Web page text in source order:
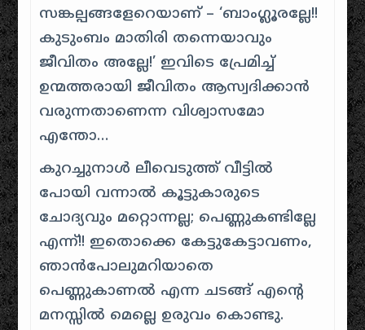
സങ്കല്പങ്ങളേറെയാണ് – ‘ബാംഗ്ലൂരല്ലേ!!
കുടുംബം മാതിരി തന്നെയാവും
ജീവിതം അല്ലേ!’ ഇവിടെ പ്രേമിച്ച്
ഉന്മത്തരായി ജീവിതം ആസ്വദിക്കാന്‍
വരുന്നതാണെന്ന വിശ്വാസമോ
എന്തോ…
കുറച്ചുനാള്‍ ലീവെടുത്ത് വീട്ടില്‍
പോയി വന്നാല്‍ കൂട്ടുകാരുടെ
ചോദ്യവും മറ്റൊന്നല്ല; പെണ്ണുകണ്ടില്ലേ
എന്ന്!! ഇതൊക്കെ കേട്ടുകേട്ടാവണം,
ഞാന്‍പോലുമറിയാതെ
പെണ്ണുകാണല്‍ എന്ന ചടങ്ങ് എന്റെ
മനസ്സില്‍ മെല്ലെ ഉരുവം കൊണ്ടു.